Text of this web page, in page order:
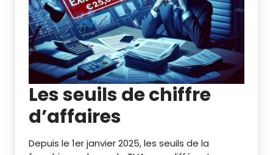
Les seuils de chiffre
d’affaires
Depuis le 1er janvier 2025, les seuils de la